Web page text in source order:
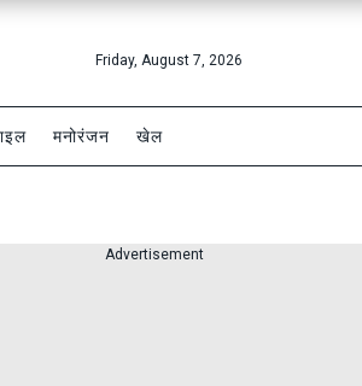
Friday, August 7, 2026
मनोरंजन खेल
Advertisement